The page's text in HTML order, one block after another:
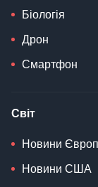
Біологія
Дрон
Смартфон
Світ
Новини
Новини США